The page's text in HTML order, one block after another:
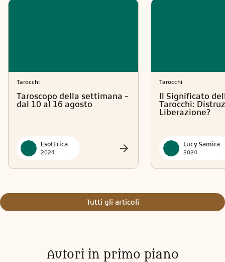
Tarocchi
Taroscopo della settimana -
dal 10 al 16 agosto
EsotErica
2024
Tarocchi
Il Significato
Tarocchi:
Liberazione?
Lucy Samira
2024
Tutti gli articoli
Autori in primo piano